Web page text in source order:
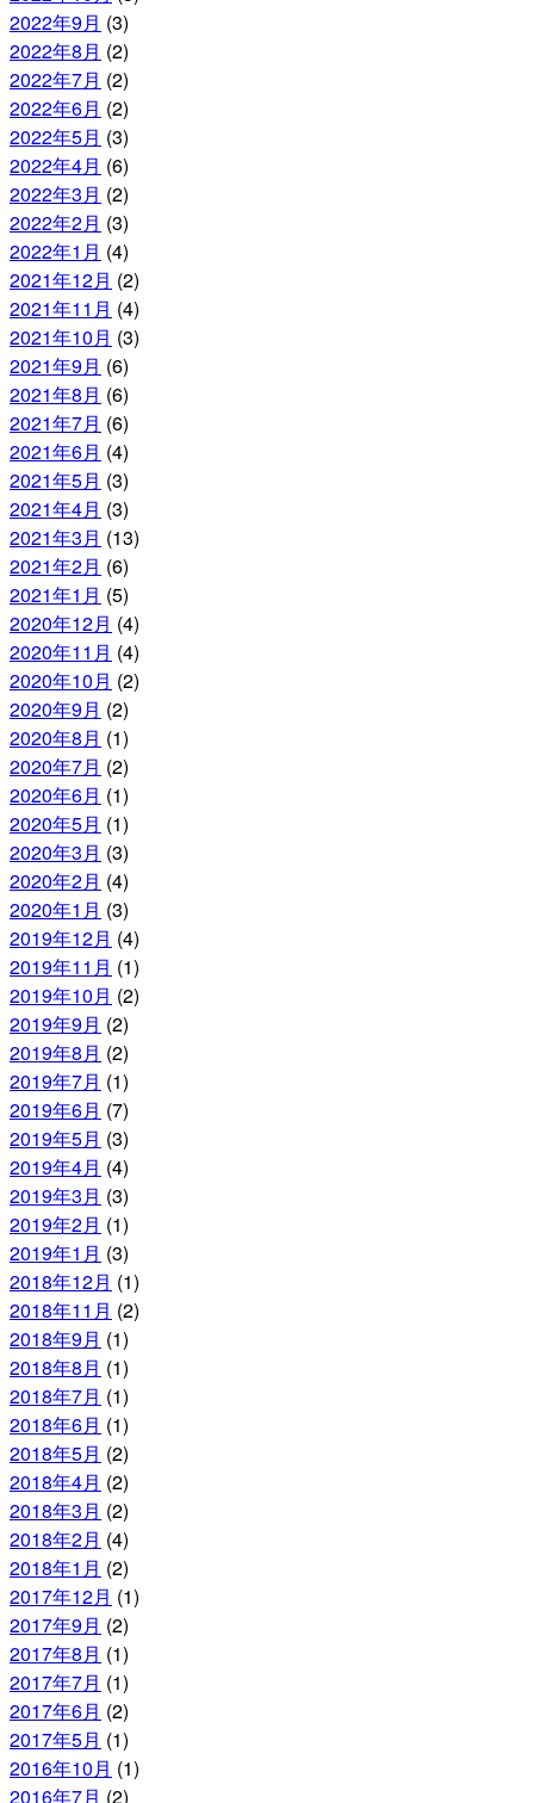
2022年9月 (3)
2022年8月 (2)
2022年7月 (2)
2022年6月 (2)
2022年5月 (3)
2022年4月 (6)
2022年3月 (2)
2022年2月 (3)
2022年1月 (4)
2021年12月 (2)
2021年11月 (4)
2021年10月 (3)
2021年9月 (6)
2021年8月 (6)
2021年7月 (6)
2021年6月 (4)
2021年5月 (3)
2021年4月 (3)
2021年3月 (13)
2021年2月 (6)
2021年1月 (5)
2020年12月 (4)
2020年11月 (4)
2020年10月 (2)
2020年9月 (2)
2020年8月 (1)
2020年7月 (2)
2020年6月 (1)
2020年5月 (1)
2020年3月 (3)
2020年2月 (4)
2020年1月 (3)
2019年12月 (4)
2019年11月 (1)
2019年10月 (2)
2019年9月 (2)
2019年8月 (2)
2019年7月 (1)
2019年6月 (7)
2019年5月 (3)
2019年4月 (4)
2019年3月 (3)
2019年2月 (1)
2019年1月 (3)
2018年12月 (1)
2018年11月 (2)
2018年9月 (1)
2018年8月 (1)
2018年7月 (1)
2018年6月 (1)
2018年5月 (2)
2018年4月 (2)
2018年3月 (2)
2018年2月 (4)
2018年1月 (2)
2017年12月 (1)
2017年9月 (2)
2017年8月 (1)
2017年7月 (1)
2017年6月 (2)
2017年5月 (1)
2016年10月 (1)
2016年7月 (2)